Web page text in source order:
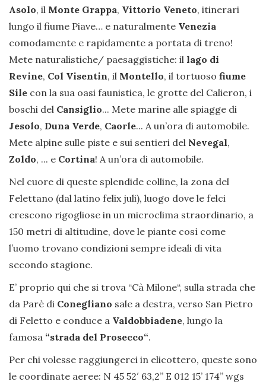
Asolo, il Monte Grappa, Vittorio Veneto, itinerari
lungo il fiume Piave… e naturalmente Venezia
comodamente e rapidamente a portata di treno!
Mete naturalistiche/ paesaggistiche: il lago di
Revine, Col Visentin, il Montello, il tortuoso fiume
Sile con la sua oasi faunistica, le grotte del Calieron, i
boschi del Cansiglio... Mete marine alle spiagge di
Jesolo, Duna Verde, Caorle... A un’ora di automobile.
Mete alpine sulle piste e sui sentieri del Nevegal,
Zoldo, ... e Cortina! A un’ora di automobile.
Nel cuore di queste splendide colline, la zona del
Felettano (dal latino felix juli), luogo dove le felci
crescono rigogliose in un microclima straordinario, a
150 metri di altitudine, dove le piante così come
l’uomo trovano condizioni sempre ideali di vita
secondo stagione.
E’ proprio qui che si trova “Cà Milone“, sulla strada che
da Parè di Conegliano sale a destra, verso San Pietro
di Feletto e conduce a Valdobbiadene, lungo la
famosa “strada del Prosecco“.
Per chi volesse raggiungerci in elicottero, queste sono
le coordinate aeree: N 45 52′ 63,2” E 012 15’ 174’’ wgs